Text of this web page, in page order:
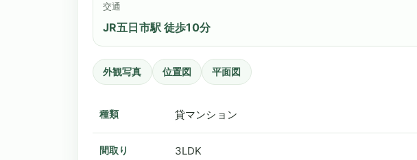
交通
JR五日市駅 徒歩10分
外観写真 位置図 平面図
種類 貸マンション
間取り 3LDK